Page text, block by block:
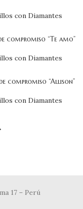
con Diamantes
compromiso “Te amo”
con Diamantes
compromiso “Allison”
con Diamantes
17 – Perú